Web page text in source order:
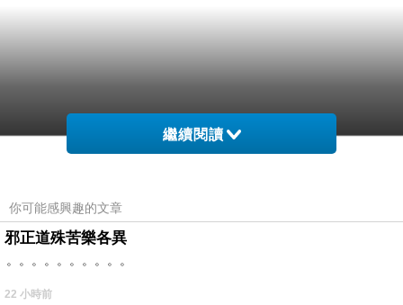
應該會比較便宜，
於是我參考了其他網友【CITIZEN 星辰】Eco-Drive
日系百搭時尚腕錶(FE1094-65A)的推薦開箱文及心
繼續閱讀
你可能感興趣的文章
邪正道殊苦樂各異
。。。。。。。。。。
22 小時前